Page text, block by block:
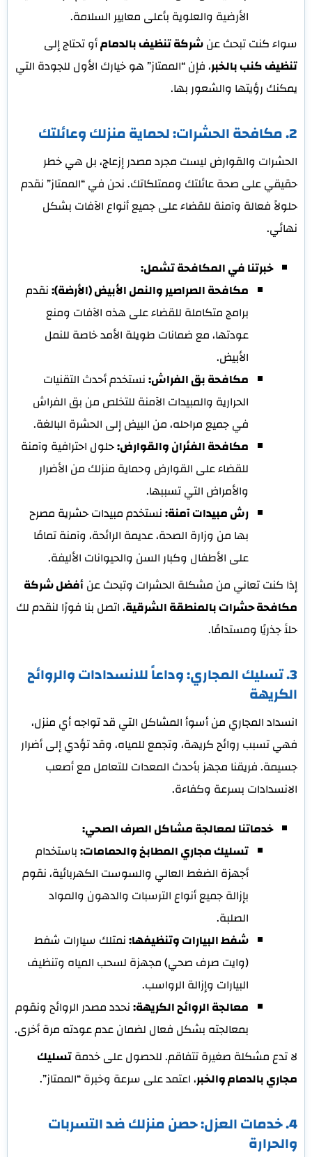
الأرضية والعلوية بأعلى معايير السلامة.
سواء كنت تبحث عنشركة تنظيف بالدمامأو تحتاج إلى
تنظيف كنب بالخبر، فإن “الممتاز” هو خيارك الأول للجودة التي
يمكنك رؤيتها والشعور بها.
2. مكافحة الحشرات: لحماية منزلك وعائلتك
الحشرات والقوارض ليست مجرد مصدر إزعاج، بل هي خطر
حقيقي على صحة عائلتك وممتلكاتك. نحن في “الممتاز” نقدم
حلولاً فعالة وآمنة للقضاء على جميع أنواع الآفات بشكل
نهائي.
خبرتنا في المكافحة تشمل:
مكافحة الصراصير والنمل الأبيض (الأرضة):نقدم
برامج متكاملة للقضاء على هذه الآفات ومنع
عودتها، مع ضمانات طويلة الأمد خاصة للنمل
الأبيض.
مكافحة بق الفراش:نستخدم أحدث التقنيات
الحرارية والمبيدات الآمنة للتخلص من بق الفراش
في جميع مراحله، من البيض إلى الحشرة البالغة.
مكافحة الفئران والقوارض:حلول احترافية وآمنة
للقضاء على القوارض وحماية منزلك من الأضرار
والأمراض التي تسببها.
رش مبيدات آمنة:نستخدم مبيدات حشرية مصرح
بها من وزارة الصحة، عديمة الرائحة، وآمنة تمامًا
على الأطفال وكبار السن والحيوانات الأليفة.
إذا كنت تعاني من مشكلة الحشرات وتبحث عنأفضل شركة
مكافحة حشرات بالمنطقة الشرقية، اتصل بنا فورًا لنقدم لك
حلاً جذريًا ومستدامًا.
3. تسليك المجاري: وداعاً للانسدادات والروائح
الكريهة
انسداد المجاري من أسوأ المشاكل التي قد تواجه أي منزل،
فهي تسبب روائح كريهة، وتجمع للمياه، وقد تؤدي إلى أضرار
جسيمة. فريقنا مجهز بأحدث المعدات للتعامل مع أصعب
الانسدادات بسرعة وكفاءة.
خدماتنا لمعالجة مشاكل الصرف الصحي:
تسليك مجاري المطابخ والحمامات:باستخدام
أجهزة الضغط العالي والسوست الكهربائية، نقوم
بإزالة جميع أنواع الترسبات والدهون والمواد
الصلبة.
شفط البيارات وتنظيفها:نمتلك سيارات شفط
(وايت صرف صحي) مجهزة لسحب المياه وتنظيف
البيارات وإزالة الرواسب.
معالجة الروائح الكريهة:نحدد مصدر الروائح ونقوم
بمعالجته بشكل فعال لضمان عدم عودته مرة أخرى.
لا تدع مشكلة صغيرة تتفاقم. للحصول على خدمةتسليك
مجاري بالدمام والخبر، اعتمد على سرعة وخبرة “الممتاز”.
4. خدمات العزل: حصن منزلك ضد التسربات
والحرارة